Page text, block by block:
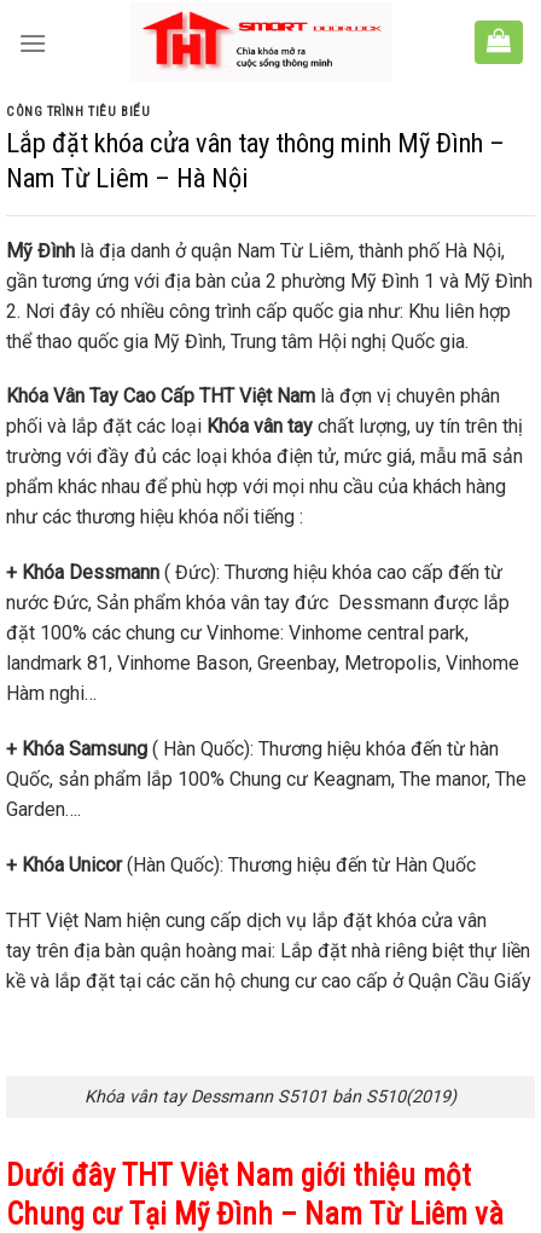
CÔNG TRÌNH TIÊU BIỂU
Lắp đặt khóa cửa vân tay thông minh Mỹ Đình –
Nam Từ Liêm – Hà Nội
Mỹ Đình là địa danh ở quận Nam Từ Liêm, thành phố Hà Nội,
gần tương ứng với địa bàn của 2 phường Mỹ Đình 1 và Mỹ Đình
2. Nơi đây có nhiều công trình cấp quốc gia như: Khu liên hợp
thể thao quốc gia Mỹ Đình, Trung tâm Hội nghị Quốc gia.
Khóa Vân Tay Cao Cấp THT Việt Nam là đợn vị chuyên phân
phối và lắp đặt các loại Khóa vân tay chất lượng, uy tín trên thị
trường với đầy đủ các loại khóa điện tử, mức giá, mẫu mã sản
phẩm khác nhau để phù hợp với mọi nhu cầu của khách hàng
như các thương hiệu khóa nổi tiếng :
+ Khóa Dessmann ( Đức): Thương hiệu khóa cao cấp đến từ
nước Đức, Sản phẩm khóa vân tay đức Dessmann được lắp
đặt 100% các chung cư Vinhome: Vinhome central park,
landmark 81, Vinhome Bason, Greenbay, Metropolis, Vinhome
Hàm nghi…
+ Khóa Samsung ( Hàn Quốc): Thương hiệu khóa đến từ hàn
Quốc, sản phẩm lắp 100% Chung cư Keagnam, The manor, The
Garden….
+ Khóa Unicor(Hàn Quốc): Thương hiệu đến từ Hàn Quốc
THT Việt Nam hiện cung cấp dịch vụ lắp đặt khóa cửa vân
tay trên địa bàn quận hoàng mai: Lắp đặt nhà riêng biệt thự liền
kề và lắp đặt tại các căn hộ chung cư cao cấp ở Quận Cầu Giấy
Khóa vân tay Dessmann S5101 bản S510(2019)
Dưới đây THT Việt Nam giới thiệu một
Chung cư Tại Mỹ Đình – Nam Từ Liêm và